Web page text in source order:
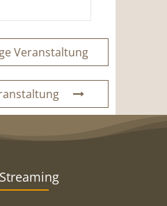
Veranstaltung